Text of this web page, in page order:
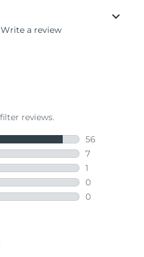
Write a review